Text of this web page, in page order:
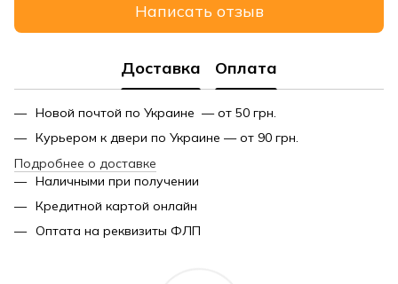
Написать отзыв
Доставка Оплата
Новой почтой по Украине — от 50 грн.
Курьером к двери по Украине — от 90 грн.
Подробнее о доставке
Наличными при получении
Кредитной картой онлайн
Оптата на реквизиты ФЛП